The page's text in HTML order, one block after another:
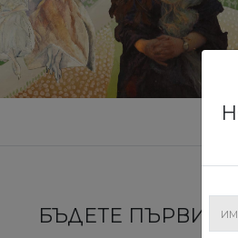
БЪДЕТЕ